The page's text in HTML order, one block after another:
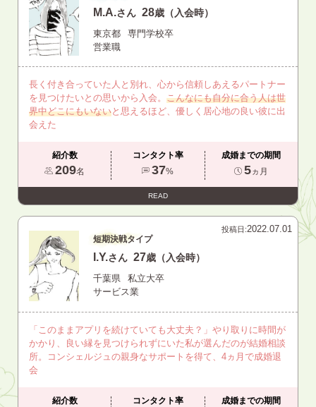
M.A.さん 28歳（入会時）
東京都
専門学校卒
営業職
長く付き合っていた人と別れ、心から信頼しあえるパートナー
を見つけたいとの思いから入会。 こんなにも自分に合う人は世
界中どこにもいないと思えるほど、優しく居心地の良い彼に出
会えた
紹介数
209名
コンタクト率
37%
成婚までの期間
5ヵ月
READ
投稿日:2022.07.01
短期決戦タイプ
I.Y.さん 27歳（入会時）
千葉県
私立大卒
サービス業
「このままアプリを続けていても大丈夫？」やり取りに時間が
かかり、良い縁を見つけられずにいた私が選んだのが結婚相談
所。コンシェルジュの親身なサポートを得て、4ヵ月で成婚退
会
紹介数 コンタクト率 成婚までの期間